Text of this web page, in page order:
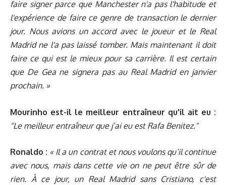
faire signer parce que Manchester n'a pas l'habitude et
l'expérience de faire ce genre de transaction le dernier
jour. Nous avions un accord avec le joueur et le Real
Madrid ne l'a pas laissé tomber. Mais maintenant il doit
faire ce qui est le mieux pour sa carrière. Il est certain
que De Gea ne signera pas au Real Madrid en janvier
prochain. »
Mourinho est-il le meilleur entraîneur qu'il ait eu :
"Le meilleur entraîneur que j’ai eu est Rafa Benitez."
Ronaldo : « Il a un contrat et nous voulons qu’il continue
avec nous, mais dans cette vie on ne peut être sûr de
rien. À ce jour, un Real Madrid sans Cristiano, c'est